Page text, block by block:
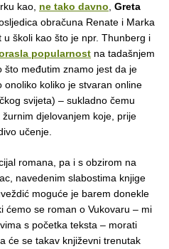
kao, ne tako davno, Greta
obračuna Renate i Marka
školi kao što je npr. Thunberg i
popularnost na tadašnjem
međutim znamo jest da je
koliko je stvaran online
svijeta) – sukladno čemu
djelovanjem koje, prije
učenje.
romana, pa i s obzirom na
navedenim slabostima knjige
moguće je barem donekle
ćemo se roman o Vukovaru – mi
s početka teksta – morati
će se takav književni trenutak